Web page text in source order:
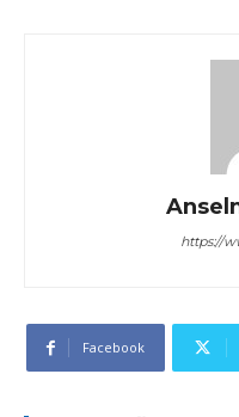
https://
Facebook